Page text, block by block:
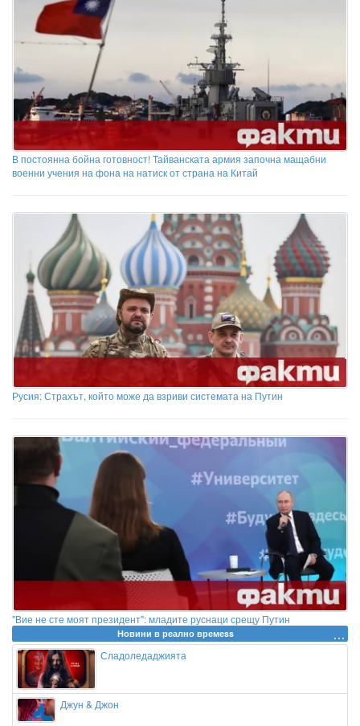
В постоянна бойна готовност! Тайванската армия започна мащабни
военни учения на фона на натиск от страна на Китай
Русия: Страхът, който може да взриви системата на Путин
"Вие не сте моят президент": младите руснаци срещу Путин
Новини в реално времеss
Сладоледаджията
Джун & Джон